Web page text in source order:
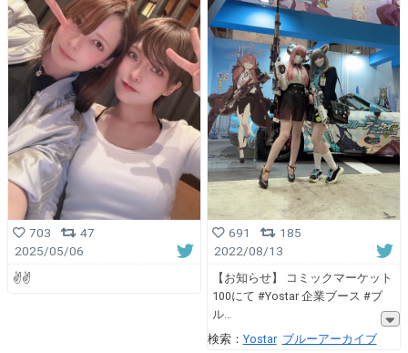
703
47
2025/05/06
✌️✌️
691
185
2022/08/13
【お知らせ】 コミックマーケット
100にて #Yostar 企業ブース #ブ
ル
検索： Yostar ブルーアーカイブ